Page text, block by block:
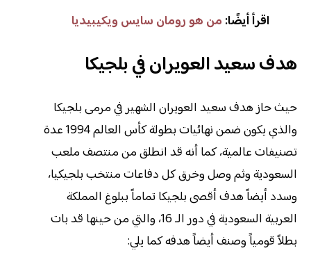
اقرأ أيضًا: من هو رومان سايس ويكيبيديا
هدف سعيد العويران في بلجيكا
حيث حاز هدف سعيد العويران الشهير في مرمى بلجيكا
والذي يكون ضمن نهائيات بطولة كأس العالم 1994 عدة
تصنيفات عالمية، كما أنه قد انطلق من منتصف ملعب
السعودية وثم وصل وخرق كل دفاعات منتخب بلجيكيا،
وسدد أيضاً هدف أقصى بلجيكا تماماً ببلوغ المملكة
العربية السعودية في دور الـ 16، والتي من حينها قد بات
بطلاً قومياً وصنف أيضاً هدفه كما يلي: